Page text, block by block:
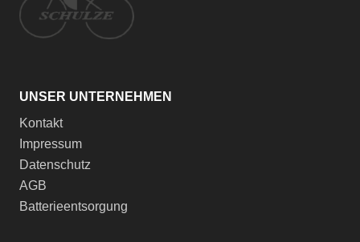
UNSER UNTERNEHMEN
Kontakt
Impressum
Datenschutz
AGB
Batterieentsorgung